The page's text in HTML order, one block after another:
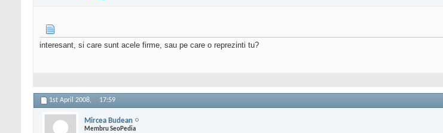
interesant, si care sunt acele firme, sau pe care o reprezinti tu?
1st April 2008, 17:59
Mircea Budean
Membru SeoPedia